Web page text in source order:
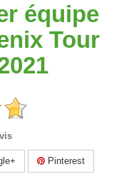
équipe
Tour
Pinterest